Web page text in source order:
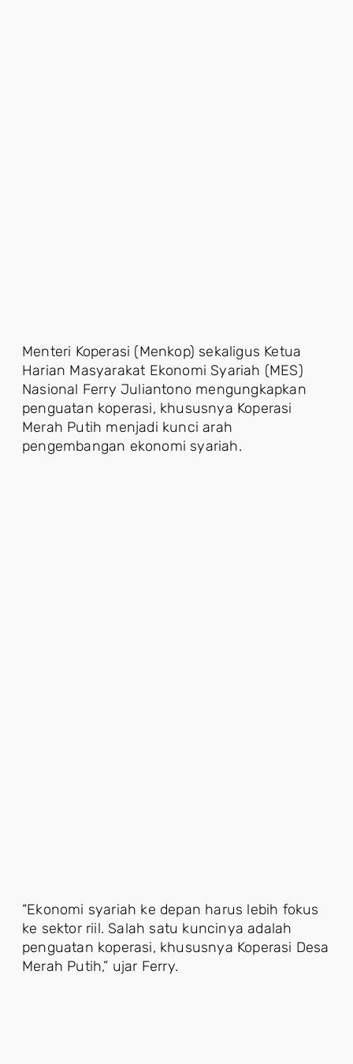
Menteri Koperasi (Menkop) sekaligus Ketua
Harian Masyarakat Ekonomi Syariah (MES)
Nasional Ferry Juliantono mengungkapkan
penguatan koperasi, khususnya Koperasi
Merah Putih menjadi kunci arah
pengembangan ekonomi syariah.
“Ekonomi syariah ke depan harus lebih fokus
ke sektor riil. Salah satu kuncinya adalah
penguatan koperasi, khususnya Koperasi Desa
Merah Putih,” ujar Ferry.